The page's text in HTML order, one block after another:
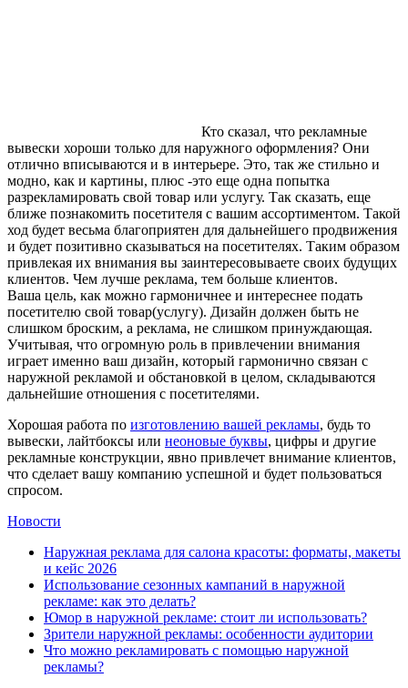
Кто сказал, что рекламные
вывески хороши только для наружного оформления? Они
отлично вписываются и в интерьере. Это, так же стильно и
модно, как и картины, плюс -это еще одна попытка
разрекламировать свой товар или услугу. Так сказать, еще
ближе познакомить посетителя с вашим ассортиментом. Такой
ход будет весьма благоприятен для дальнейшего продвижения
и будет позитивно сказываться на посетителях. Таким образом
привлекая их внимания вы заинтересовываете своих будущих
клиентов. Чем лучше реклама, тем больше клиентов.
Ваша цель, как можно гармоничнее и интереснее подать
посетителю свой товар(услугу). Дизайн должен быть не
слишком броским, а реклама, не слишком принуждающая.
Учитывая, что огромную роль в привлечении внимания
играет именно ваш дизайн, который гармонично связан с
наружной рекламой и обстановкой в целом, складываются
дальнейшие отношения с посетителями.
Хорошая работа по изготовлению вашей рекламы, будь то
вывески, лайтбоксы или неоновые буквы, цифры и другие
рекламные конструкции, явно привлечет внимание клиентов,
что сделает вашу компанию успешной и будет пользоваться
спросом.
Новости
Наружная реклама для салона красоты: форматы, макеты
и кейс 2026
Использование сезонных кампаний в наружной
рекламе: как это делать?
Юмор в наружной рекламе: стоит ли использовать?
Зрители наружной рекламы: особенности аудитории
Что можно рекламировать с помощью наружной
рекламы?